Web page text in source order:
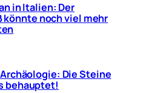
in Italien: Der
könnte noch viel mehr
Die Steine
behauptet!